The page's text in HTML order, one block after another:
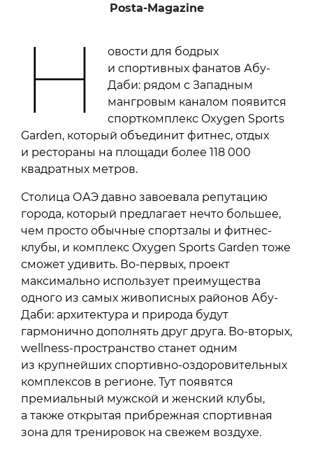
Posta-Magazine
Н
овости для бодрых
и спортивных фанатов Абу-
Даби: рядом с Западным
мангровым каналом появится
спорткомплекс Oxygen Sports
Garden, который объединит фитнес, отдых
и рестораны на площади более 118 000
квадратных метров.
Столица ОАЭ давно завоевала репутацию
города, который предлагает нечто большее,
чем просто обычные спортзалы и фитнес-
клубы, и комплекс Oxygen Sports Garden тоже
сможет удивить. Во-первых, проект
максимально использует преимущества
одного из самых живописных районов Абу-
Даби: архитектура и природа будут
гармонично дополнять друг друга. Во-вторых,
wellness-пространство станет одним
из крупнейших спортивно-оздоровительных
комплексов в регионе. Тут появятся
премиальный мужской и женский клубы,
а также открытая прибрежная спортивная
зона для тренировок на свежем воздухе.